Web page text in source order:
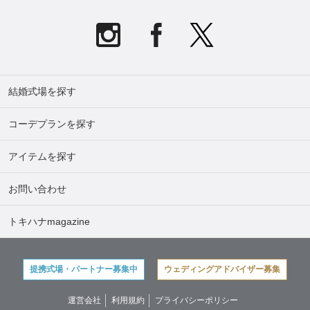
結婚式場を探す
コーデプランを探す
アイテムを探す
お問い合わせ
トキハナmagazine
提携式場・パートナー募集中 ウェディングアドバイザー募集
運営会社 利用規約 プライバシーポリシー